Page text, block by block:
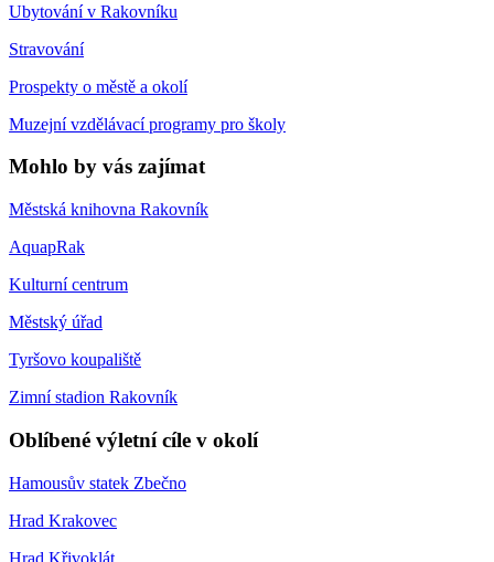
Ubytování v Rakovníku
Stravování
Prospekty o městě a okolí
Muzejní vzdělávací programy pro školy
Mohlo by vás zajímat
Městská knihovna Rakovník
AquapRak
Kulturní centrum
Městský úřad
Tyršovo koupaliště
Zimní stadion Rakovník
Oblíbené výletní cíle v okolí
Hamousův statek Zbečno
Hrad Krakovec
Hrad Křivoklát